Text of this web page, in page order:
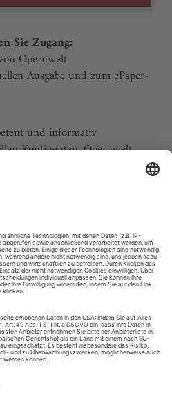
Sie Zugang:
Opernwelt
Ausgabe und zum ePaper-
und informativ
Kontinenten. Opernwelt
befragt die Macher und
Themenblöcke
Oper, bedeutende
Aspekte des
Die Premierenvorschau
alle Welt.
Archiv von Opernwelt
ePaper als auch das
auf www.der-
Zugang zur App auf Anfrage.
Laufzeit von einem Monat und
einen weiteren Monat, sofern
Seite „Mein Konto/Meine
theaterverlag.de gekündigt